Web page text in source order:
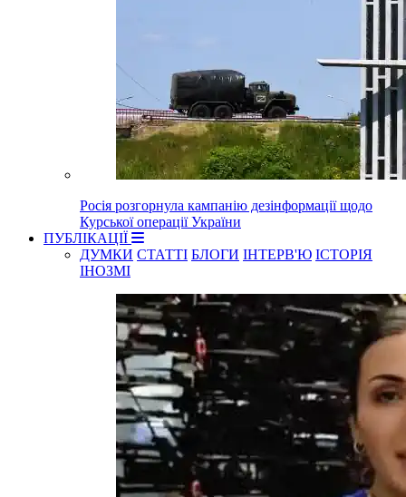
Росія розгорнула кампанію дезінформації щодо
Курської операції України
ПУБЛІКАЦІЇ
ДУМКИ СТАТТІ БЛОГИ ІНТЕРВ'Ю ІСТОРІЯ
ІНОЗМІ